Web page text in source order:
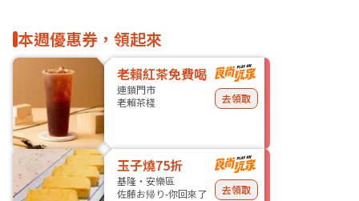
本週優惠券，領起來
老賴紅茶免費喝
連鎖門市
老賴茶棧
去領取
玉子燒75折
基隆・安樂區
佐藤お帰り-你回來了
去領取